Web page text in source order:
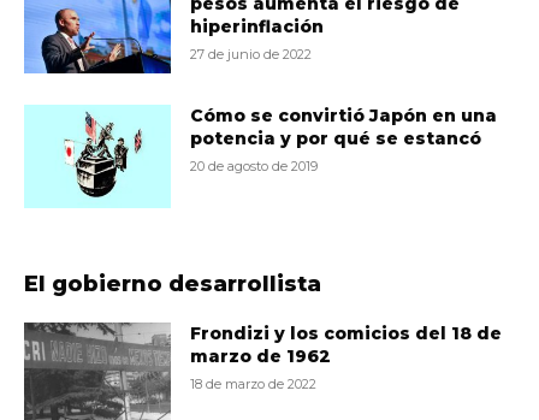
hiperinflación
27 de junio de 2022
Cómo se convirtió Japón en una
potencia y por qué se estancó
20 de agosto de 2019
El gobierno desarrollista
Frondizi y los comicios del 18 de
marzo de 1962
18 de marzo de 2022